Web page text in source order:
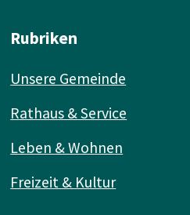
Rubriken
Unsere Gemeinde
Rathaus & Service
Leben & Wohnen
Freizeit & Kultur